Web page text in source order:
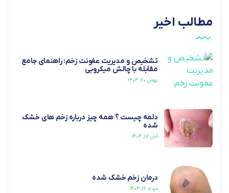
مطالب اخیر
تشخیص و مدیریت عفونت زخم: راهنمای جامع
مقابله با چالش میکروبی
بهمن ۲۰, ۱۴۰۴
دلمه چیست ؟ همه چیز درباره زخم های خشک
شده
آبان ۱۸, ۱۴۰۴
درمان زخم خشک شده
مرداد ۱۹, ۱۴۰۴